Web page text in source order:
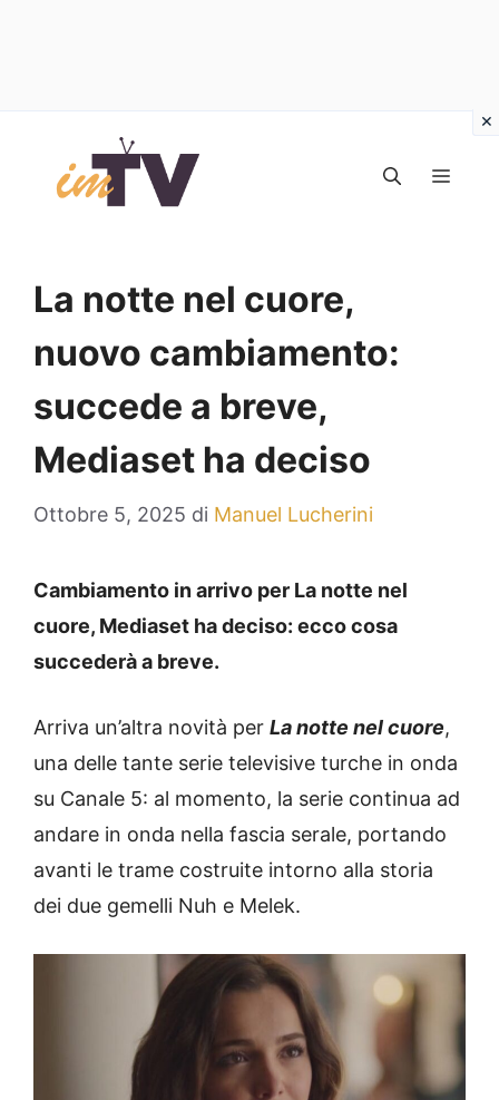
contenuto
La notte nel cuore,
nuovo cambiamento:
succede a breve,
Mediaset ha deciso
Ottobre 5, 2025 di Manuel Lucherini
Cambiamento in arrivo per La notte nel
cuore, Mediaset ha deciso: ecco cosa
succederà a breve.
Arriva un’altra novità per La notte nel cuore,
una delle tante serie televisive turche in onda
su Canale 5: al momento, la serie continua ad
andare in onda nella fascia serale, portando
avanti le trame costruite intorno alla storia
dei due gemelli Nuh e Melek.